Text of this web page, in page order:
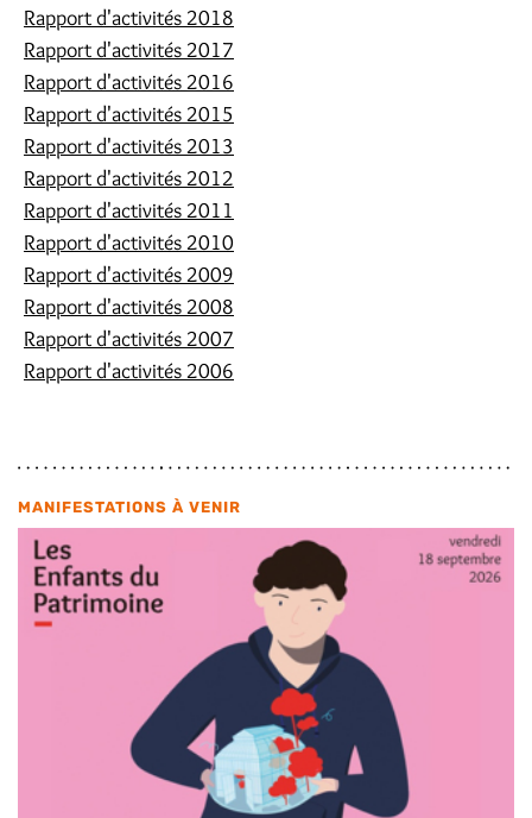
Rapport d'activités 2018
Rapport d'activités 2017
Rapport d'activités 2016
Rapport d'activités 2015
Rapport d'activités 2013
Rapport d'activités 2012
Rapport d'activités 2011
Rapport d'activités 2010
Rapport d'activités 2009
Rapport d'activités 2008
Rapport d'activités 2007
Rapport d'activités 2006
MANIFESTATIONS À VENIR